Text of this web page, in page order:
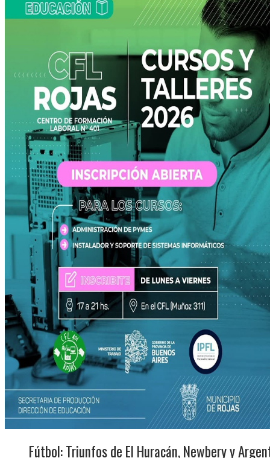
Fútbol: Triunfos de El Huracán, Newbery y